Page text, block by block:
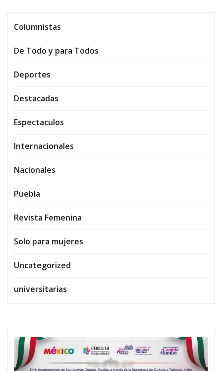
Columnistas
De Todo y para Todos
Deportes
Destacadas
Espectaculos
Internacionales
Nacionales
Puebla
Revista Femenina
Solo para mujeres
Uncategorized
universitarias